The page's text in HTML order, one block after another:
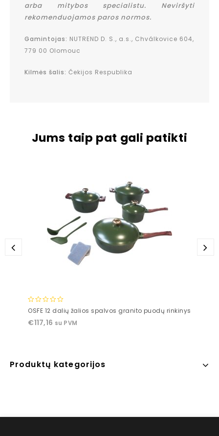
arba mitybos specialistu. Neviršyti
rekomenduojamos paros normos.
Gamintojas: NUTREND D. S., a.s., Chválkovice 604,
779 00 Olomouc
Kilmės šalis: Čekijos Respublika
Jums taip pat gali patikti
0
of
OSFE 12 dalių žalios spalvos granito puodų rinkinys
€117,16 su PVM
Produktų kategorijos